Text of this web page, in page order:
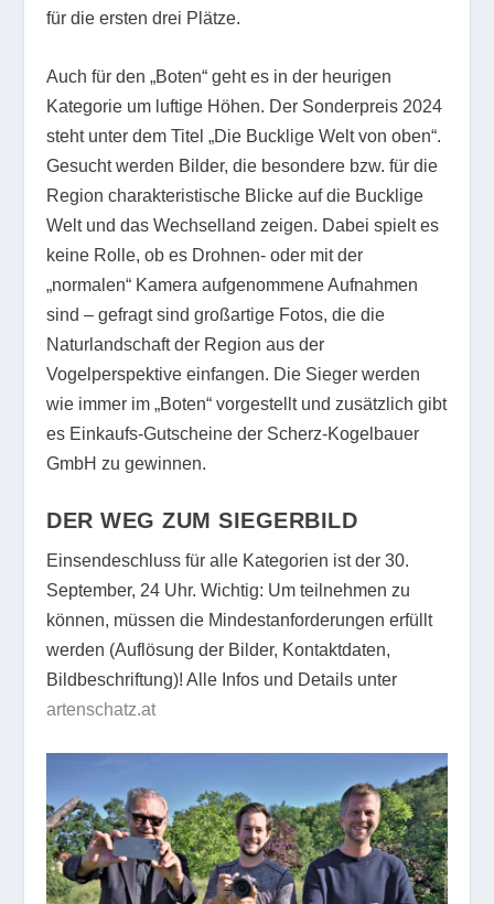
für die ersten drei Plätze.
Auch für den „Boten“ geht es in der heurigen
Kategorie um luftige Höhen. Der Sonderpreis 2024
steht unter dem Titel „Die Bucklige Welt von oben“.
Gesucht werden Bilder, die besondere bzw. für die
Region charakteristische Blicke auf die Bucklige
Welt und das Wechselland zeigen. Dabei spielt es
keine Rolle, ob es Drohnen- oder mit der
„normalen“ Kamera aufgenommene Aufnahmen
sind – gefragt sind großartige Fotos, die die
Naturlandschaft der Region aus der
Vogelperspektive einfangen. Die Sieger werden
wie immer im „Boten“ vorgestellt und zusätzlich gibt
es Einkaufs-Gutscheine der Scherz-Kogelbauer
GmbH zu gewinnen.
DER WEG ZUM SIEGERBILD
Einsendeschluss für alle Kategorien ist der 30.
September, 24 Uhr. Wichtig: Um teilnehmen zu
können, müssen die Mindestanforderungen erfüllt
werden (Auflösung der Bilder, Kontaktdaten,
Bildbeschriftung)! Alle Infos und Details unter
artenschatz.at